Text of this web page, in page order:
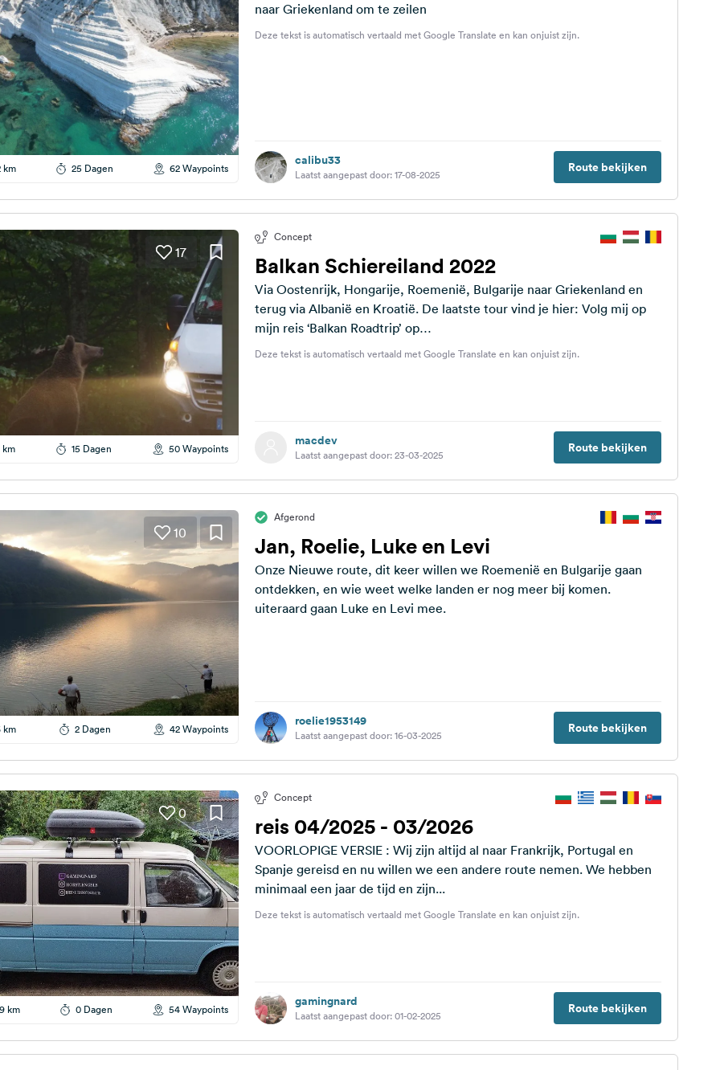
km 25 Dagen 62 Waypoints
naar Griekenland om te zeilen
Deze tekst is automatisch vertaald met Google Translate en kan onjuist zijn.
calibu33
Laatst aangepast door: 17-08-2025 Route bekijken
17
km 15 Dagen 50 Waypoints
Concept
Balkan Schiereiland 2022
Via Oostenrijk, Hongarije, Roemenië, Bulgarije naar Griekenland en
terug via Albanië en Kroatië. De laatste tour vind je hier: Volg mij op
mijn reis ‘Balkan Roadtrip’ op
https://www.polarsteps.com/NicolaMohr/5666901-austria-hungary-
Deze tekst is automatisch vertaald met Google Translate en kan onjuist zijn.
macdev
Laatst aangepast door: 23-03-2025 Route bekijken
10
km 2 Dagen 42 Waypoints
Afgerond
Jan, Roelie, Luke en Levi
Onze Nieuwe route, dit keer willen we Roemenië en Bulgarije gaan
ontdekken, en wie weet welke landen er nog meer bij komen.
uiteraard gaan Luke en Levi mee.
roelie1953149
Laatst aangepast door: 16-03-2025 Route bekijken
0
km 0 Dagen 54 Waypoints
Concept
reis 04/2025 - 03/2026
VOORLOPIGE VERSIE : Wij zijn altijd al naar Frankrijk, Portugal en
Spanje gereisd en nu willen we een andere route nemen. We hebben
minimaal een jaar de tijd en zijn...
Deze tekst is automatisch vertaald met Google Translate en kan onjuist zijn.
gamingnard
Laatst aangepast door: 01-02-2025 Route bekijken